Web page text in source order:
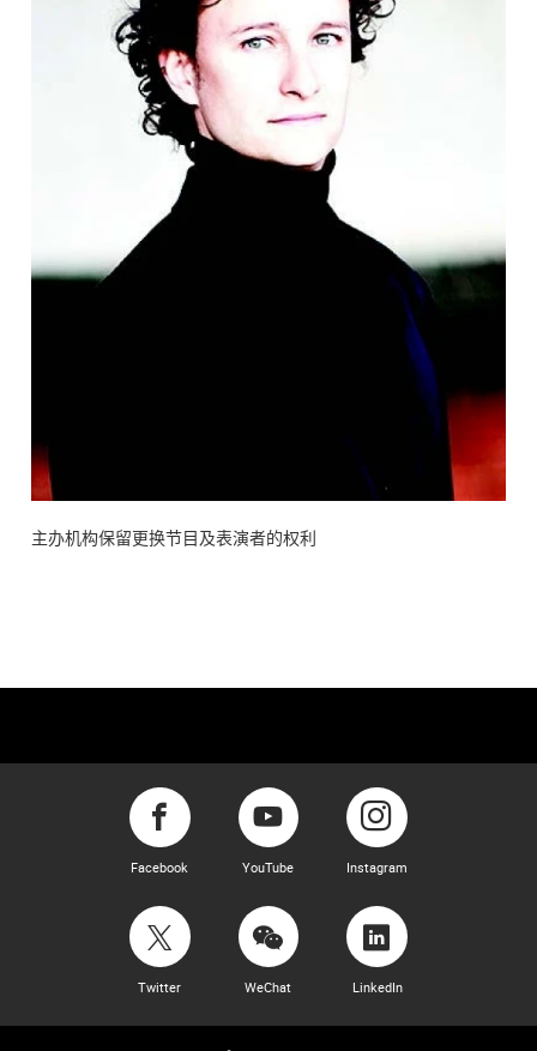
主办机构保留更换节目及表演者的权利
Facebook YouTube Instagram
Twitter WeChat LinkedIn